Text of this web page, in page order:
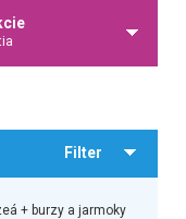
Filter
+ burzy a jarmoky